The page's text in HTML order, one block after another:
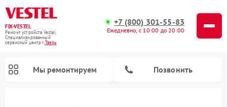
FIX-VESTEL
Ремонт устройств Vestel
Специализированный
cервисный центр г.Тверь
+7 (800) 301-55-83
Ежедневно, с 10:00 до 20:00
Мы ремонтируем Позвонить